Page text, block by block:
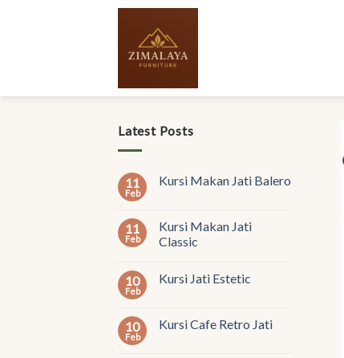
Latest Posts
11
Feb
Kursi Makan Jati Balero
11
Feb
Kursi Makan Jati
Classic
10
Feb
Kursi Jati Estetic
10
Feb
Kursi Cafe Retro Jati